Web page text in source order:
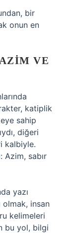
bir
onun en
VE
katiplik
sahip
diğeri
kalbiyle.
Azim, sabır
yazı
insan
kelimeleri
bu yol, bilgi